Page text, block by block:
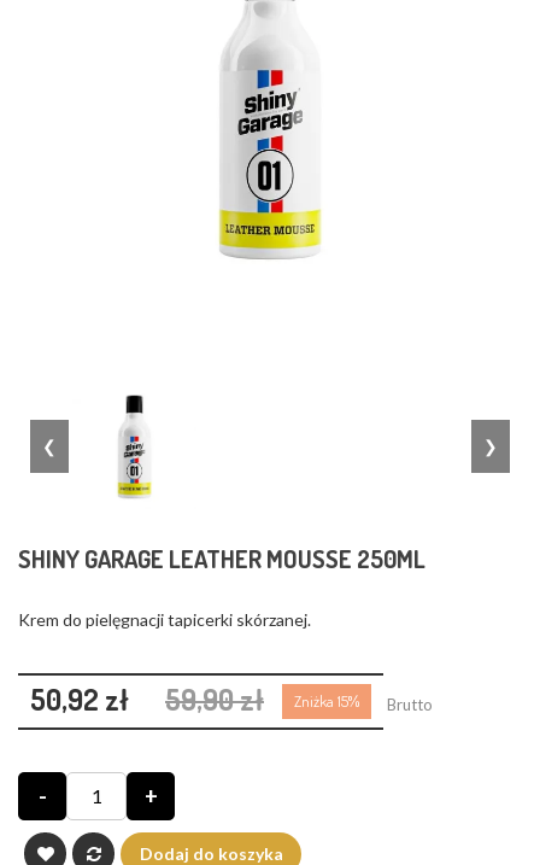
❮ ❯
SHINY GARAGE LEATHER MOUSSE 250ML
Krem do pielęgnacji tapicerki skórzanej.
50,92 zł 59,90 zł Zniżka 15% Brutto
- +
Dodaj do koszyka